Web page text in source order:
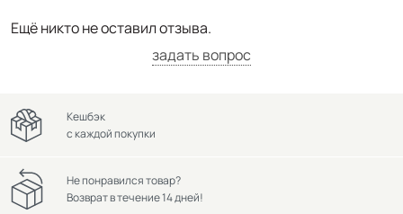
Ещё никто не оставил отзыва.
задать вопрос
Кешбэк
с каждой покупки
Не понравился товар?
Возврат в течение 14 дней!